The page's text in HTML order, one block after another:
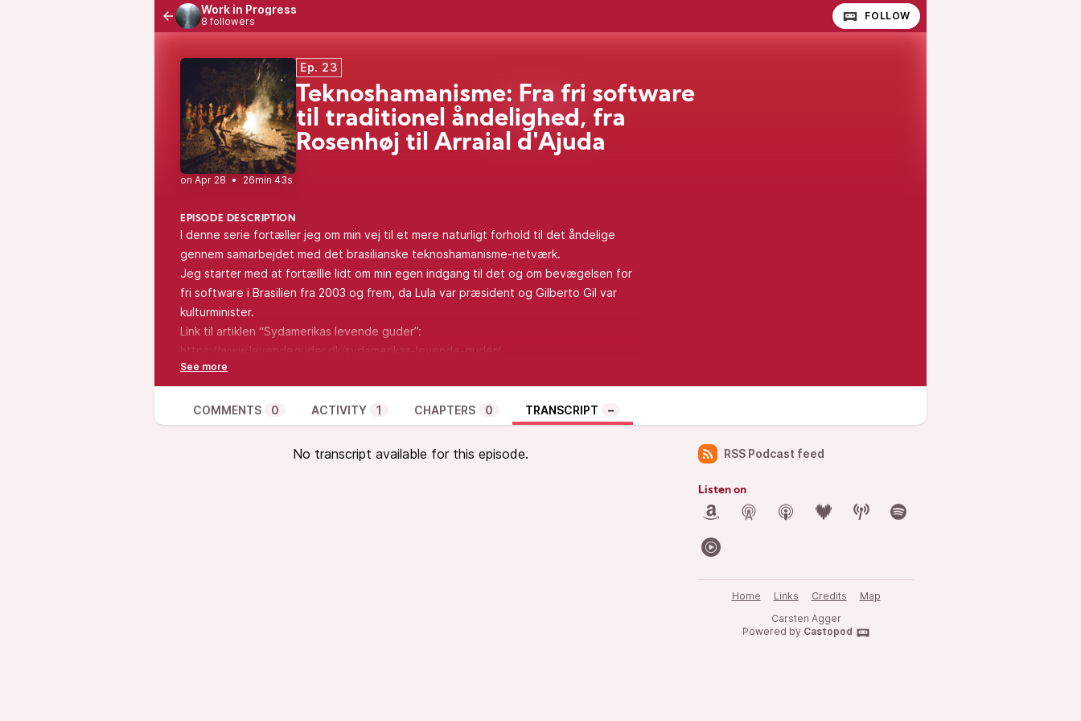
Work in Progress
8 followers FOLLOW
Ep. 23
Teknoshamanisme: Fra fri software
til traditionel åndelighed, fra
Rosenhøj til Arraial d'Ajuda
• 26min 43s
EPISODE DESCRIPTION
I denne serie fortæller jeg om min vej til et mere naturligt forhold til det åndelige
gennem samarbejdet med det brasilianske teknoshamanisme-netværk.
Jeg starter med at fortællle lidt om min egen indgang til det og om bevægelsen for
fri software i Brasilien fra 2003 og frem, da Lula var præsident og Gilberto Gil var
kulturminister.
Link til artiklen “Sydamerikas levende guder”:
https://www.levendeguder.dk/sydamerikas-levende-guder/
Link til albummet “Afro-sambas” med Monica Salmaso og Paulo Bellinati:
https://www.youtube.com/watch?
v=d2clFS3jzW8&list=PLU7B2Tm6SJ16CUEX1tFP8ZH27Qbr-P9VR
Link til den omtalte artikel i tidsskriftet “Brújula” (på portugisisk):
https://brujula.ucdavis.edu/sites/g/files/dgvnsk13236/files/media/documents/17._tecnoxamanismo.pdf
COMMENTS 0 ACTIVITY 1 CHAPTERS 0 TRANSCRIPT –
No transcript available for this episode. RSS Podcast feed
Listen on
Home Links Credits
Map
Carsten Agger
Powered by Castopod